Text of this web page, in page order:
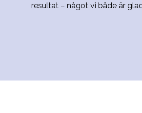
resultat – något vi både är